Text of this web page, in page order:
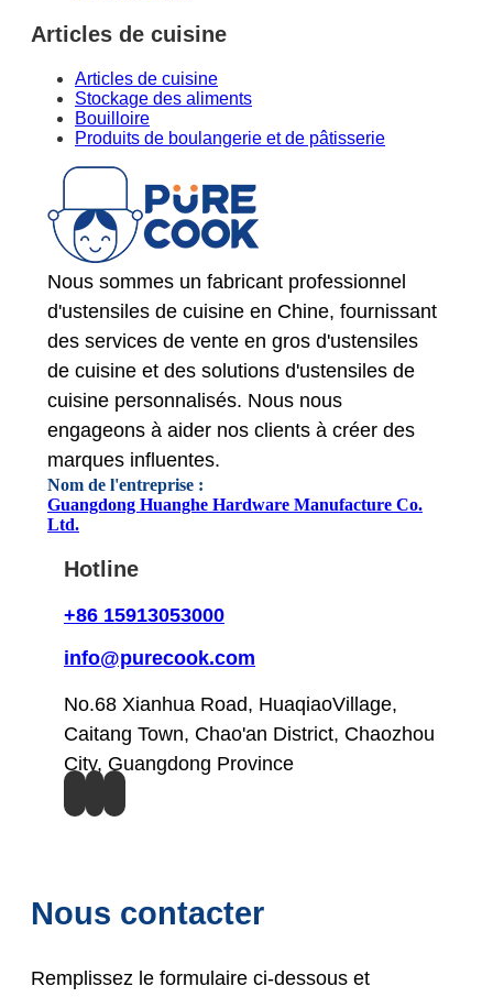
Articles de cuisine
Articles de cuisine
Stockage des aliments
Bouilloire
Produits de boulangerie et de pâtisserie
Nous sommes un fabricant professionnel
d'ustensiles de cuisine en Chine, fournissant
des services de vente en gros d'ustensiles
de cuisine et des solutions d'ustensiles de
cuisine personnalisés. Nous nous
engageons à aider nos clients à créer des
marques influentes.
Nom de l'entreprise :
Guangdong Huanghe Hardware Manufacture Co.
Ltd.
Hotline
+86 15913053000
info@purecook.com
No.68 Xianhua Road, HuaqiaoVillage,
Caitang Town, Chao'an District, Chaozhou
City, Guangdong Province
Nous contacter
Remplissez le formulaire ci-dessous et